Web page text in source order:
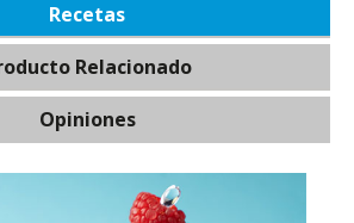
Recetas
Relacionado
Opiniones